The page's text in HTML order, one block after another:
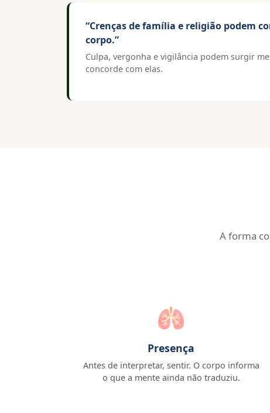
“Crenças de família e religião podem
corpo.”
Culpa, vergonha e vigilância podem surgir
concorde com elas.
A forma
🫁
Presença
Antes de interpretar, sentir. O corpo informa
o que a mente ainda não traduziu.